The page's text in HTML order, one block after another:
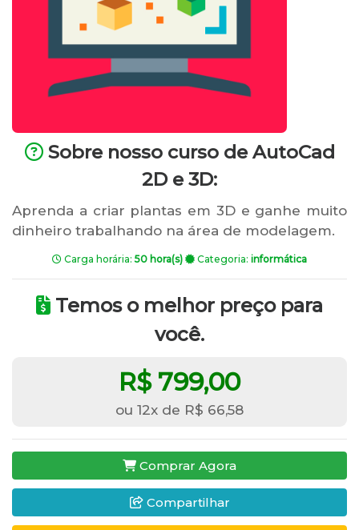
Sobre nosso curso de AutoCad
2D e 3D:
Aprenda a criar plantas em 3D e ganhe muito
dinheiro trabalhando na área de modelagem.
Carga horária:50 hora(s) Categoria: informática
Temos o melhor preço para
você.
R$ 799,00
ou 12x de R$ 66,58
Comprar Agora
Compartilhar